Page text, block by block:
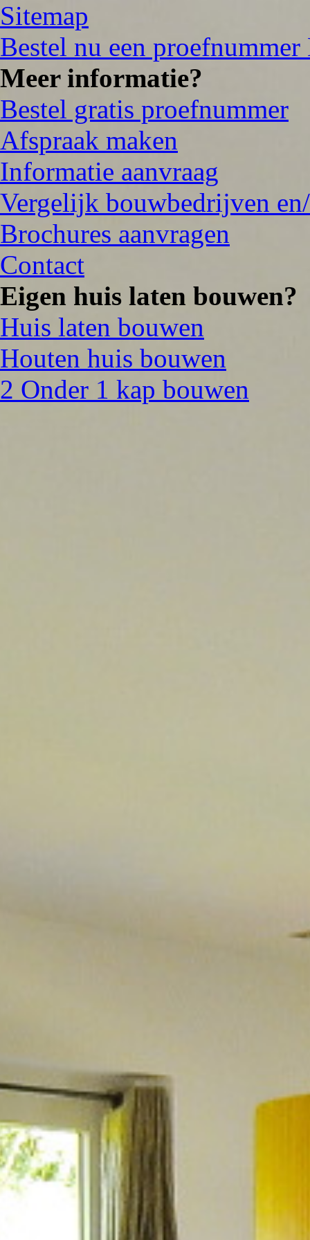
Sitemap
Bestel nu een
Meer informatie?
Bestel gratis proefnummer
Afspraak maken
Informatie aanvraag
Vergelijk bouwbedrijven
Brochures aanvragen
Contact
Eigen huis laten bouwen?
Huis laten bouwen
Houten huis bouwen
2 Onder 1 kap bouwen